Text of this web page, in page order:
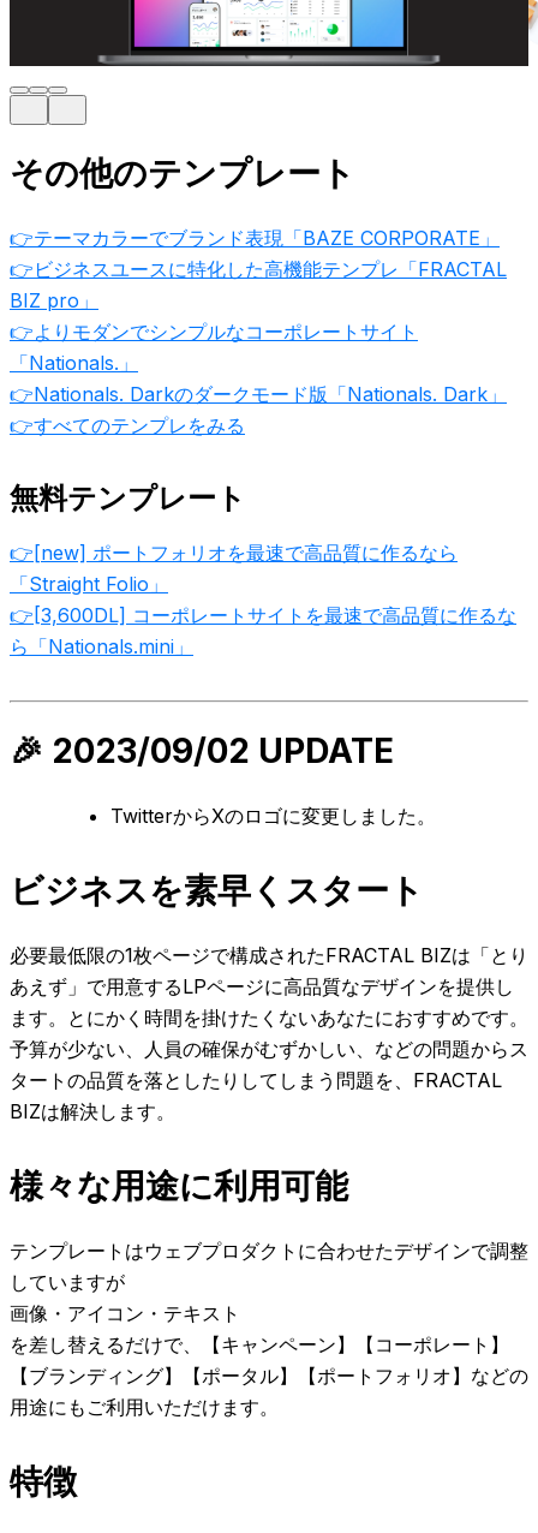
その他のテンプレート
👉テーマカラーでブランド表現「BAZE CORPORATE」
👉ビジネスユースに特化した高機能テンプレ「FRACTAL
BIZ pro」
👉よりモダンでシンプルなコーポレートサイト
「Nationals.」
👉Nationals. Darkのダークモード版「Nationals. Dark」
👉すべてのテンプレをみる
無料テンプレート
👉[new] ポートフォリオを最速で高品質に作るなら
「Straight Folio」
👉[3,600DL] コーポレートサイトを最速で高品質に作るな
ら「Nationals.mini」
🎉 2023/09/02 UPDATE
TwitterからXのロゴに変更しました。
ビジネスを素早くスタート
必要最低限の1枚ページで構成されたFRACTAL BIZは「とり
あえず」で用意するLPページに高品質なデザインを提供し
ます。とにかく時間を掛けたくないあなたにおすすめです。
予算が少ない、人員の確保がむずかしい、などの問題からス
タートの品質を落としたりしてしまう問題を、FRACTAL
BIZは解決します。
様々な用途に利用可能
テンプレートはウェブプロダクトに合わせたデザインで調整
していますが
画像・アイコン・テキスト
を差し替えるだけで、【キャンペーン】【コーポレート】
【ブランディング】【ポータル】【ポートフォリオ】などの
用途にもご利用いただけます。
特徴